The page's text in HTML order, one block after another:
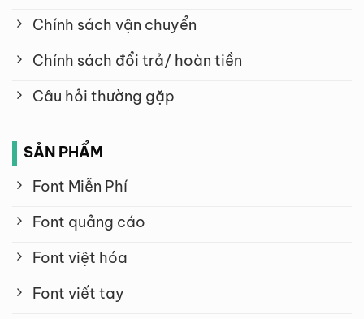
Chính sách vận chuyển
Chính sách đổi trả/ hoàn tiền
Câu hỏi thường gặp
SẢN PHẨM
Font Miễn Phí
Font quảng cáo
Font việt hóa
Font viết tay